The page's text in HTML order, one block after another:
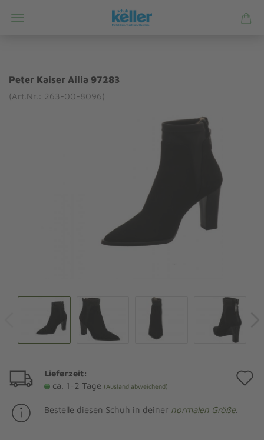
Peter Kaiser Ailia 97283
(Art.Nr.: 263-00-8096)
Lieferzeit:
ca. 1-2 Tage (Ausland abweichend)
Bestelle diesen Schuh in deiner normalen Größe.